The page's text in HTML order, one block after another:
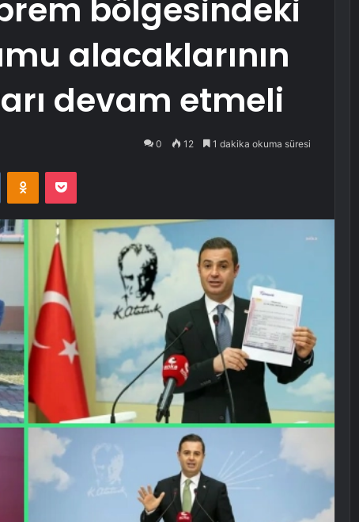
bölgesindeki
alacaklarının
devam etmeli
0 12 1 dakika okuma süresi
VKontakteOdnoklassniki
Pocket